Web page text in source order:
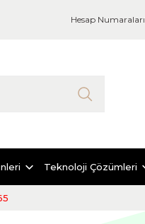
Hesap Numaraları
Teknoloji Çözümleri